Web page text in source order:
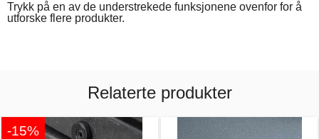
Trykk på en av de understrekede funksjonene ovenfor for å
utforske flere produkter.
Relaterte produkter
-15%